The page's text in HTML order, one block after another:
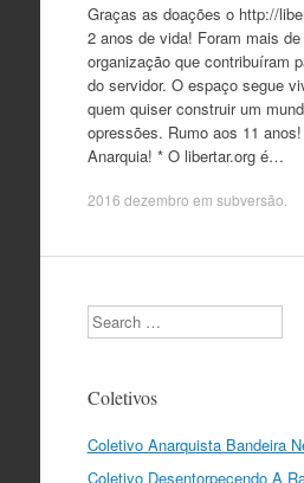
Graças as doações o http://
2 anos de vida! Foram mais
organização que contribuíram
do servidor. O espaço segue
quem quiser construir um
opressões. Rumo aos 11
Anarquia! * O libertar.org é…
2016 dezembro em subversão
Search
Coletivos
Coletivo Anarquista Bandeira
Coletivo Desentorpecendo A